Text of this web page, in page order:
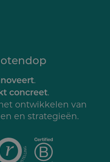
.
concreet.
ontwikkelen van
en strategieën.